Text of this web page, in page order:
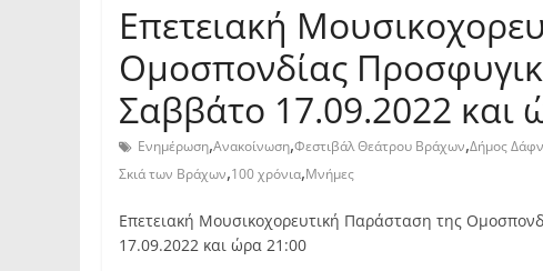
Επετειακή
Ομοσπονδίας
Σαββάτο 17.09.2022 και
Ενημέρωση,Ανακοίνωση,Φεστιβάλ Θεάτρου Βράχων,Δήμος
Σκιά των Βράχων,100 χρόνια,Μνήμες
Επετειακή Μουσικοχορευτική Παράσταση της
17.09.2022 και ώρα 21:00